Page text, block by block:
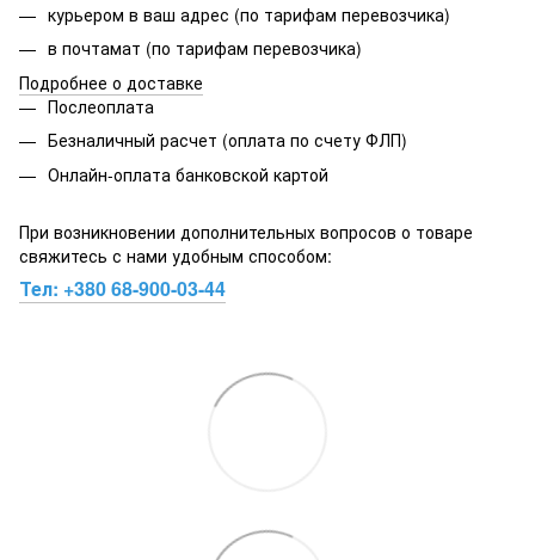
курьером в ваш адрес (по тарифам перевозчика)
в почтамат (по тарифам перевозчика)
Подробнее о доставке
Послеоплата
Безналичный расчет (оплата по счету ФЛП)
Онлайн-оплата банковской картой
При возникновении дополнительных вопросов о товаре
свяжитесь с нами удобным способом:
Тел: +380 68-900-03-44